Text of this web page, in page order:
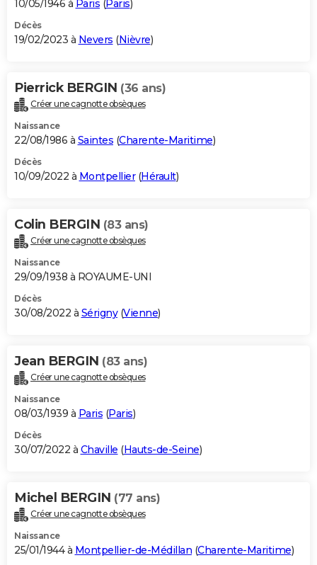
10/05/1946 à Paris (Paris)
Décès
19/02/2023 à Nevers (Nièvre)
Pierrick BERGIN (36 ans)
Créer une cagnotte obsèques
Naissance
22/08/1986 à Saintes (Charente-Maritime)
Décès
10/09/2022 à Montpellier(Hérault)
Colin BERGIN (83 ans)
Créer une cagnotte obsèques
Naissance
29/09/1938 à ROYAUME-UNI
Décès
30/08/2022 à Sérigny(Vienne)
Jean BERGIN (83 ans)
Créer une cagnotte obsèques
Naissance
08/03/1939 à Paris (Paris)
Décès
30/07/2022 à Chaville (Hauts-de-Seine)
Michel BERGIN (77 ans)
Créer une cagnotte obsèques
Naissance
25/01/1944 à Montpellier-de-Médillan (Charente-Maritime)